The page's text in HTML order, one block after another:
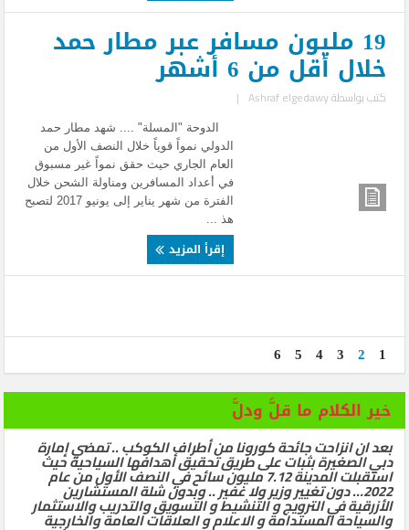
19 مليون مسافر عبر مطار حمد
خلال أقل من 6 أشهر
كتب بواسطةAshraf elgedawy
|
الدوحة "المسلة" .... شهد مطار حمد
الدولي نمواً قوياً خلال النصف الأول من
العام الجاري حيث حقق نمواً غير مسبوق
في أعداد المسافرين ومناولة الشحن خلال
الفترة من شهر يناير إلى يونيو 2017 لتصبح
هذ ...
إقرأ المزيد
1
2
3
4
5
6
خير الكلام ما قلَّ ودلَّ
بعد ان انزاحت جائحة كورونا من أطراف الكوكب .. تمضي إمارة
دبي الصغيرة بثبات على طريق تحقيق أهدافها السياحية حيث
استقبلت المدينة 7.12 مليون سائح في النصف الأول من عام
2022… دون تغيير وزير ولا غفير .. وبدون شلة المستشارين
الأزرقية في الترويج و التنشيط و التسويق والتدريب والاستثمار
والسياحة المستدامة و الاعلام و العلاقات العامة والخارجية